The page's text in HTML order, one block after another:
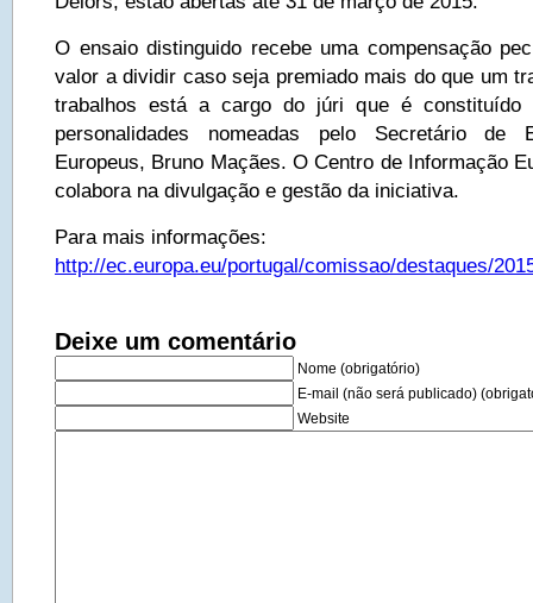
O ensaio distinguido recebe uma compensação
valor a dividir caso seja premiado mais do que um
trabalhos está a cargo do júri que é constituído
personalidades nomeadas pelo Secretário de
Europeus, Bruno Maçães. O Centro de Informação
colabora na divulgação e gestão da iniciativa.
Para mais informações:
http://ec.europa.eu/portugal/comissao/destaques/
Deixe um comentário
Nome (obrigatório)
E-mail (não será publicado)
Website